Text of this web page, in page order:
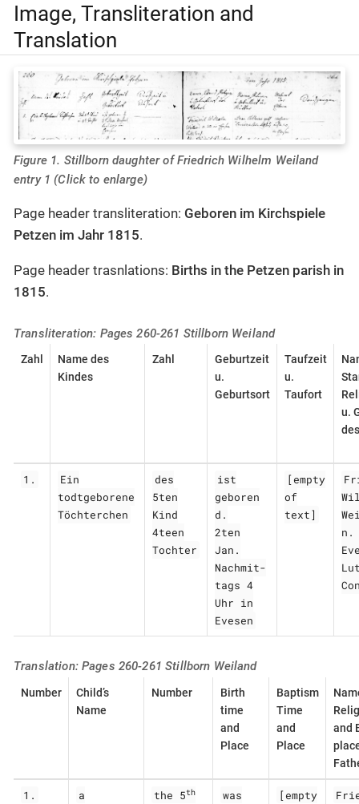
Image, Transliteration and
Translation
Figure 1. Stillborn daughter of Friedrich Wilhelm Weiland
entry 1 (Click to enlarge)
Page header transliteration: Geboren im Kirchspiele
Petzen im Jahr 1815.
Page header trasnlations: Births in the Petzen parish in
1815.
Transliteration: Pages 260-261 Stillborn Weiland
Zahl
Name des
Kindes
Zahl
Geburtzeit
u.
Geburtsort
Taufzeit
u.
Taufort
u.
1.
Ein
todtgeborene
Töchterchen
des
5ten
Kind
4teen
Tochter
ist
geboren
d.
2ten
Jan.
Nachmit-
tags 4
Uhr in
Evesen
[empty
of
text]
n.
Translation: Pages 260-261 Stillborn Weiland
Number
Child’s
Name
Number
Birth
time
and
Place
Baptism
Time
and
Place
and
1.
a
the 5th
was
[empty